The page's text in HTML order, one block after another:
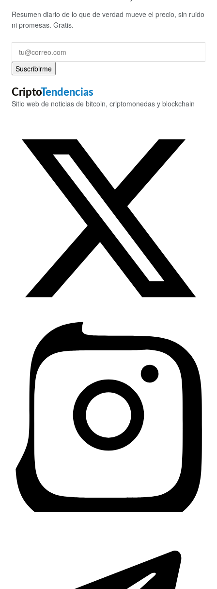
Resumen diario de lo que de verdad mueve el precio, sin ruido
ni promesas. Gratis.
Suscribirme
CriptoTendencias
Sitio web de noticias de bitcoin, criptomonedas y blockchain